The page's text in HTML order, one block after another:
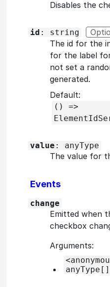
Disables the
id : string
The id for the
for the label
not set a
generated.
Default:
() =>
value : anyType
The value for
Events
change
Emitted when
checkbox
Arguments:
anyType[]